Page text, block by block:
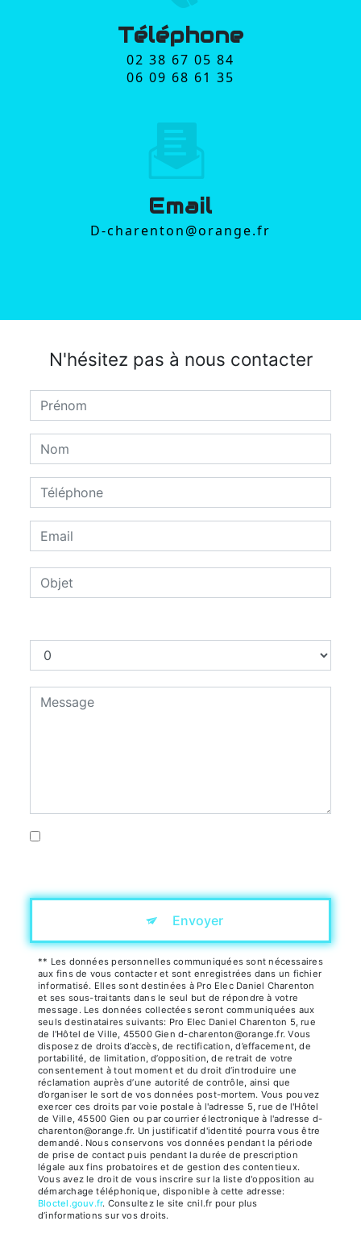
Téléphone
02 38 67 05 84
06 09 68 61 35
Email
d-charenton@orange.fr
N'hésitez pas à nous contacter
Envoyer
** Les données personnelles communiquées sont nécessaires
aux fins de vous contacter et sont enregistrées dans un fichier
informatisé. Elles sont destinées à Pro Elec Daniel Charenton
et ses sous-traitants dans le seul but de répondre à votre
message. Les données collectées seront communiquées aux
seuls destinataires suivants: Pro Elec Daniel Charenton 5, rue
de l'Hôtel de Ville, 45500 Gien d-charenton@orange.fr. Vous
disposez de droits d’accès, de rectification, d’effacement, de
portabilité, de limitation, d’opposition, de retrait de votre
consentement à tout moment et du droit d’introduire une
réclamation auprès d’une autorité de contrôle, ainsi que
d’organiser le sort de vos données post-mortem. Vous pouvez
exercer ces droits par voie postale à l'adresse 5, rue de l'Hôtel
de Ville, 45500 Gien ou par courrier électronique à l'adresse d-
charenton@orange.fr. Un justificatif d'identité pourra vous être
demandé. Nous conservons vos données pendant la période
de prise de contact puis pendant la durée de prescription
légale aux fins probatoires et de gestion des contentieux.
Vous avez le droit de vous inscrire sur la liste d'opposition au
démarchage téléphonique, disponible à cette adresse:
Bloctel.gouv.fr. Consultez le site cnil.fr pour plus
d’informations sur vos droits.